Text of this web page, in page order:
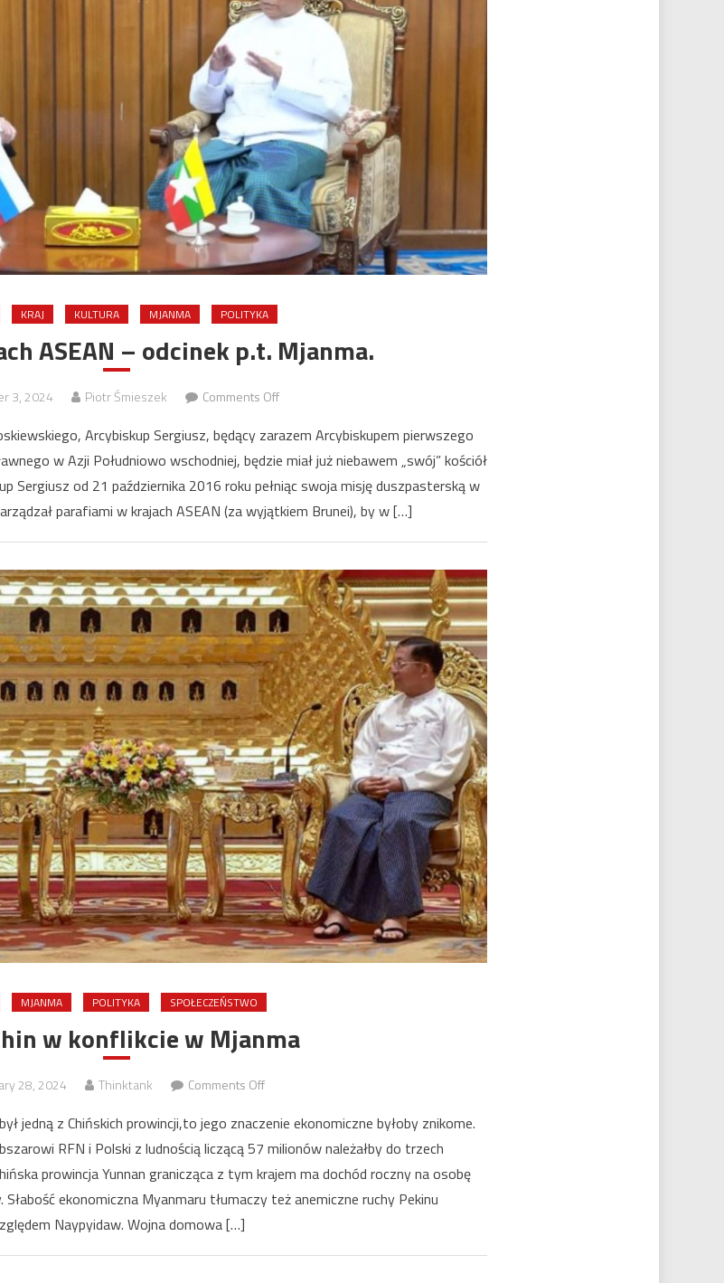
KRAJ KULTURA MJANMA POLITYKA
ASEAN – odcinek p.t. Mjanma.
3, 2024 Piotr Śmieszek Comments Offon
w
krajach
ASEAN
–
Mjanma.
Arcybiskup Sergiusz, będący zarazem Arcybiskupem pierwszego
w Azji Południowo wschodniej, będzie miał już niebawem „swój” kościół
Sergiusz od 21 października 2016 roku pełniąc swoja misję duszpasterską w
parafiami w krajach ASEAN (za wyjątkiem Brunei), by w […]
MJANMA POLITYKA SPOŁECZEŃSTWO
w konflikcie w Mjanma
28, 2024 Thinktank Comments Offon
Chin
w
konflikcie
w
jedną z Chińskich prowincji,to jego znaczenie ekonomiczne byłoby znikome.
RFN i Polski z ludnością liczącą 57 milionów należałby do trzech
prowincja Yunnan granicząca z tym krajem ma dochód roczny na osobę
ekonomiczna Myanmaru tłumaczy też anemiczne ruchy Pekinu
Naypyidaw. Wojna domowa […]